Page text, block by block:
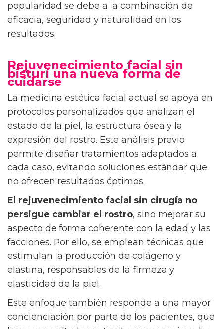
popularidad se debe a la combinación de
eficacia, seguridad y naturalidad en los
resultados.
Rejuvenecimiento facial sin
bisturí una nueva forma de
cuidarse
La medicina estética facial actual se apoya en
protocolos personalizados que analizan el
estado de la piel, la estructura ósea y la
expresión del rostro. Este análisis previo
permite diseñar tratamientos adaptados a
cada caso, evitando soluciones estándar que
no ofrecen resultados óptimos.
El rejuvenecimiento facial sin cirugía no
persigue cambiar el rostro, sino mejorar su
aspecto de forma coherente con la edad y las
facciones. Por ello, se emplean técnicas que
estimulan la producción de colágeno y
elastina, responsables de la firmeza y
elasticidad de la piel.
Este enfoque también responde a una mayor
concienciación por parte de los pacientes, que